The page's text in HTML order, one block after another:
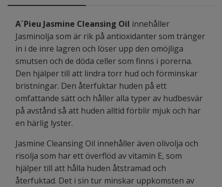
A´Pieu Jasmine Cleansing Oil innehåller
Jasminolja som är rik på antioxidanter som tränger
in i de inre lagren och löser upp den omöjliga
smutsen och de döda celler som finns i porerna.
Den hjälper till att lindra torr hud och förminskar
bristningar. Den återfuktar huden på ett
omfattande sätt och håller alla typer av hudbesvär
på avstånd så att huden alltid förblir mjuk och har
en härlig lyster.
Jasmine Cleansing Oil innehåller även olivolja och
risolja som har ett överflöd av vitamin E, som
hjälper till att hålla huden åtstramad och
återfuktad. Det i sin tur minskar uppkomsten av